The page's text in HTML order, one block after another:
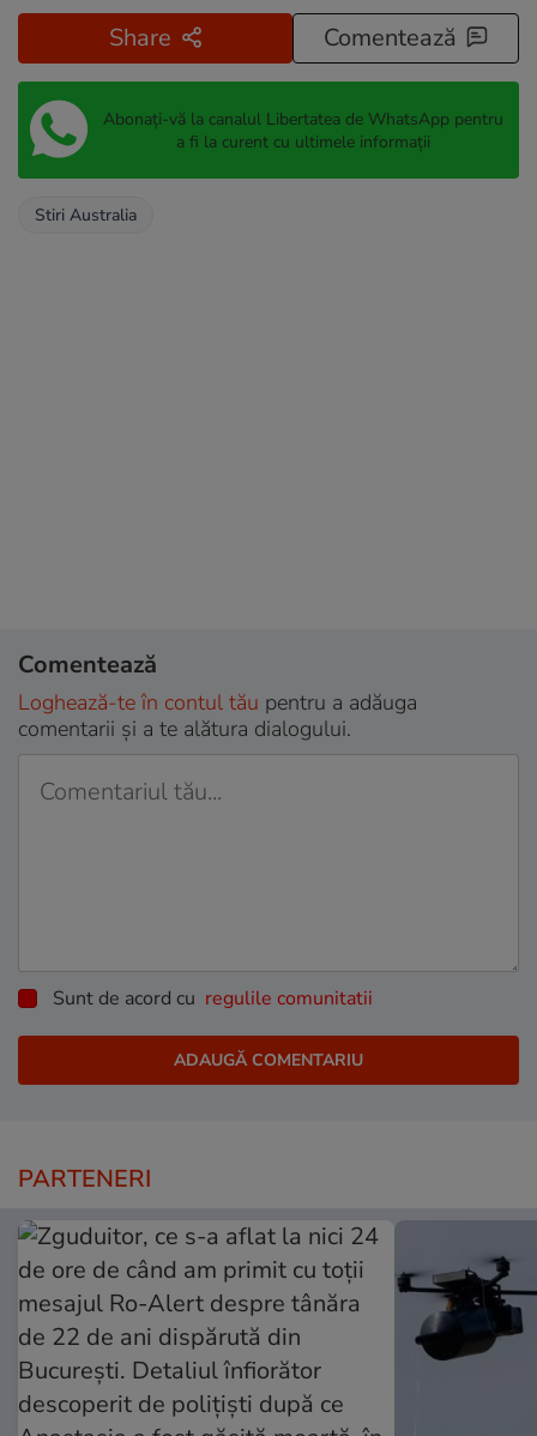
Share Comentează
Abonați-vă la canalul Libertatea de WhatsApp pentru
a fi la curent cu ultimele informații
Stiri Australia
Comentează
Loghează-te în contul tău pentru a adăuga
comentarii și a te alătura dialogului.
Sunt de acord cu regulile comunitatii
PARTENERI